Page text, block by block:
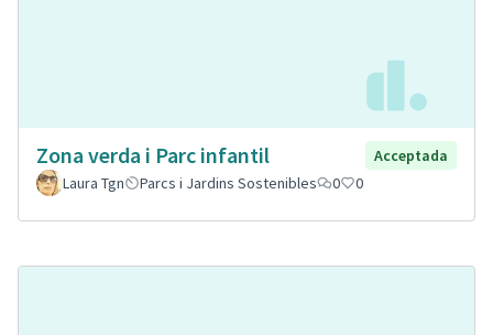
Zona verda i Parc infantil
Acceptada
Laura Tgn
Parcs i Jardins Sostenibles 0 0